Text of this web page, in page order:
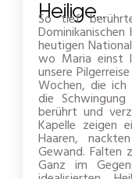
Heilige...
So tief
heutigen
wo Maria einst
unsere
Wochen, die
die
berührt und
Kapelle zeigen
Haaren,
Gewand. Falten
Ganz im